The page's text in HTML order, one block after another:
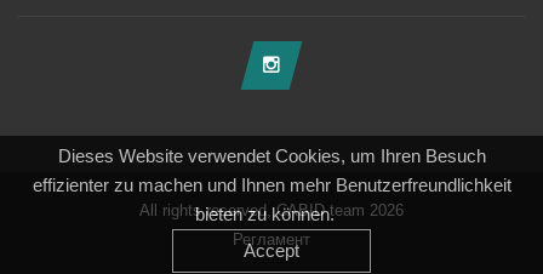
Dieses Website verwendet Cookies, um Ihren Besuch
effizienter zu machen und Ihnen mehr Benutzerfreundlichkeit
bieten zu können.
Accept
All rights reserved, CABID team 2026
Регламент